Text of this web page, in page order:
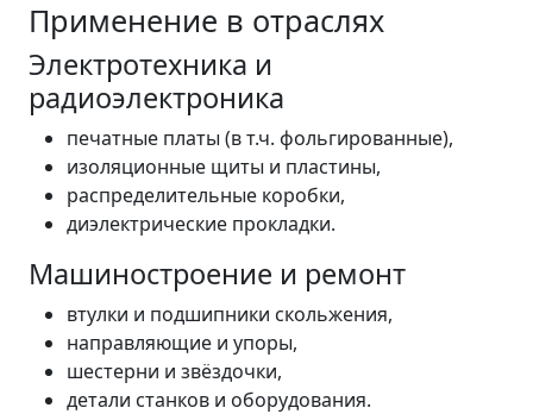
Применение в отраслях
Электротехника и
радиоэлектроника
печатные платы (в т.ч. фольгированные),
изоляционные щиты и пластины,
распределительные коробки,
диэлектрические прокладки.
Машиностроение и ремонт
втулки и подшипники скольжения,
направляющие и упоры,
шестерни и звёздочки,
детали станков и оборудования.